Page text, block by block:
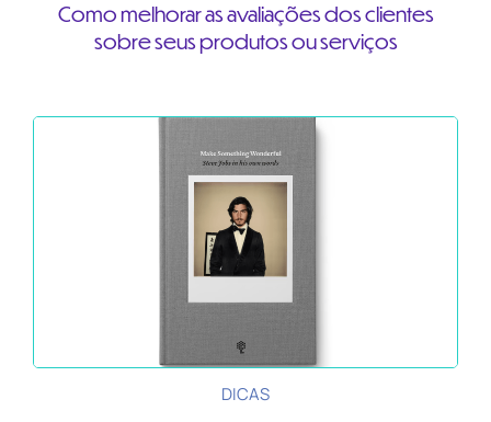
Como melhorar as avaliações dos clientes
sobre seus produtos ou serviços
DICAS